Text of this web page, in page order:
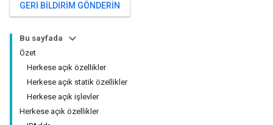
GERI BILDIRIM GÖNDERIN
Bu sayfada
Özet
Herkese açık özellikler
Herkese açık statik özellikler
Herkese açık işlevler
Herkese açık özellikler